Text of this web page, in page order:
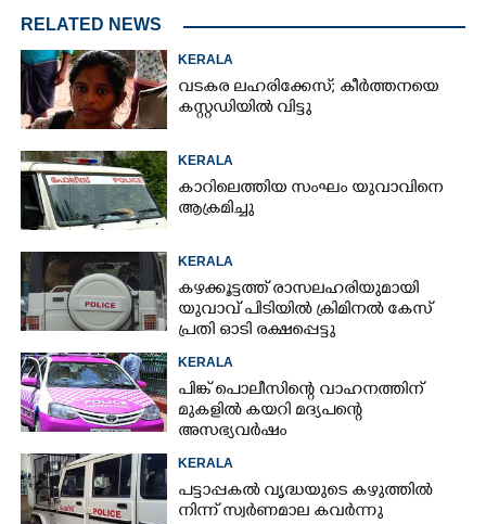
RELATED NEWS
KERALA
വടകര ലഹരിക്കേസ്; കീർത്തനയെ
കസ്റ്റഡിയിൽ വിട്ടു
KERALA
കാറിലെത്തിയ സംഘം യുവാവിനെ
ആക്രമിച്ചു
KERALA
കഴക്കൂട്ടത്ത് രാസലഹരിയുമായി
യുവാവ് പിടിയിൽ ക്രിമിനൽ കേസ്
പ്രതി ഓടി രക്ഷപ്പെട്ടു
KERALA
പിങ്ക് പൊലീസിന്റെ വാഹനത്തിന്
മുകളിൽ കയറി മദ്യപന്റെ
അസഭ്യവ‌ർഷം
KERALA
പട്ടാപ്പകൽ വൃദ്ധയുടെ കഴുത്തിൽ
നിന്ന് സ്വർണമാല കവർന്നു